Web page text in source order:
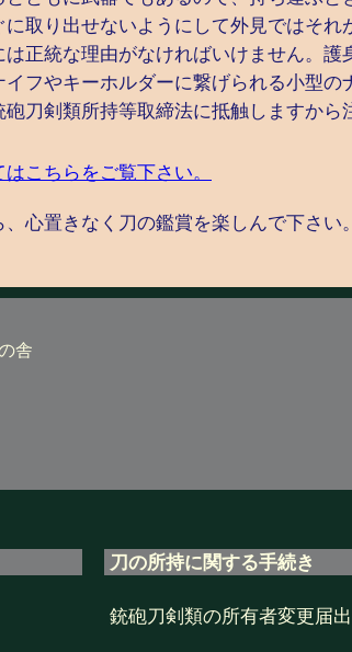
取り出せないようにして外見ではそれ
は正統な理由がなければいけません。
フやキーホルダーに繋げられる小型
刀剣類所持等取締法に抵触しますから
こちらをご覧下さい。
、心置きなく刀の鑑賞を楽しんで下さい
舎
刀の所持に関する手続き
銃砲刀剣類の所有者変更届